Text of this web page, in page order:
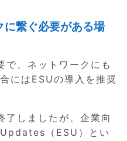
に繋ぐ必要がある場
、ネットワークにも
にはESUの導入を推奨
しましたが、企業向
（ESU）とい